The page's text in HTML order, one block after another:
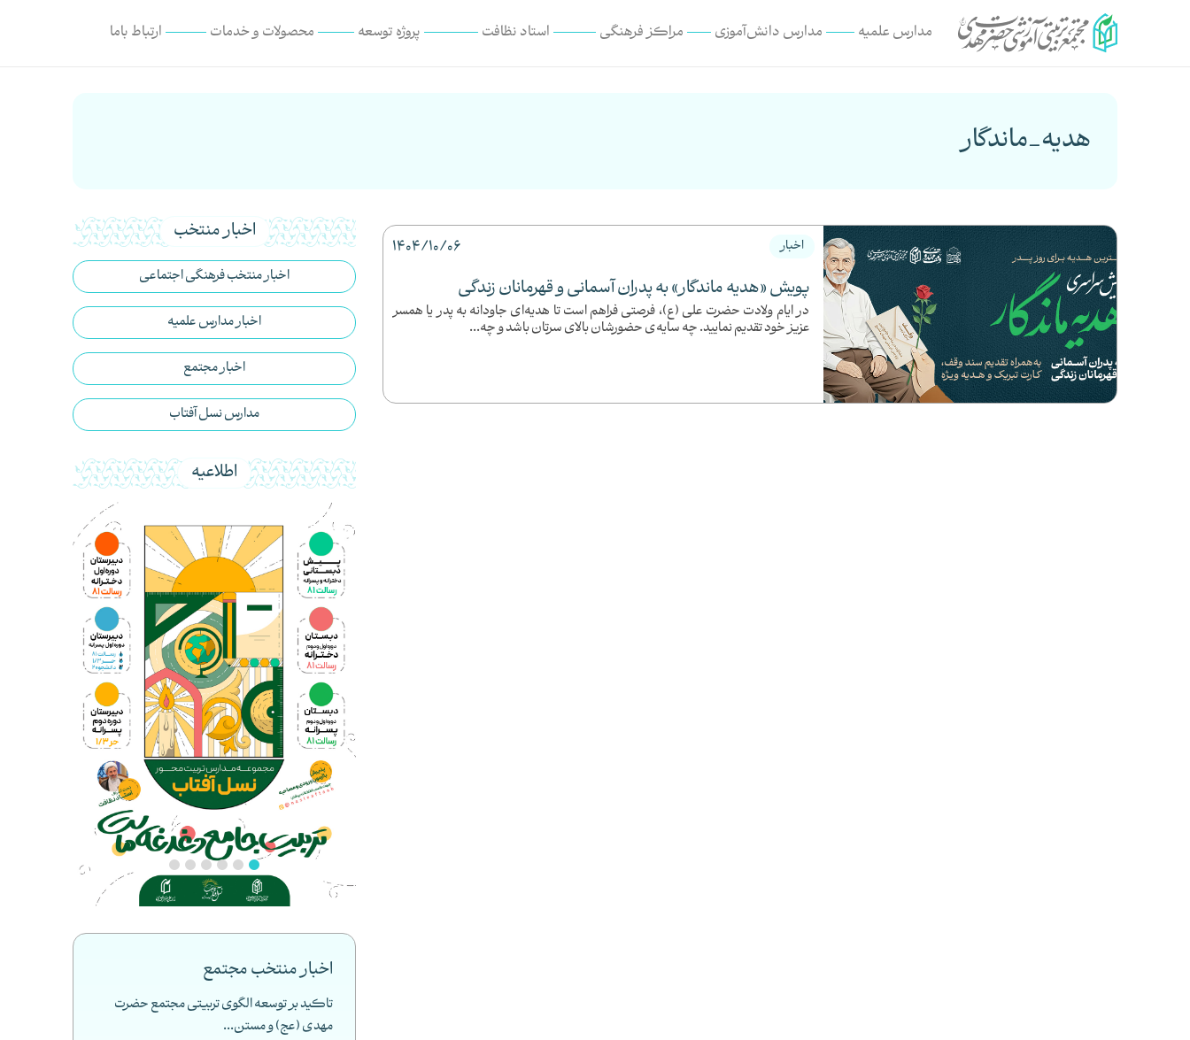
مدارس علمیه مدارس دانش‌آموزی مراکز فرهنگی استاد نظافت پروژه توسعه محصولات و خدمات ارتباط با‌ما
هدیه_ماندگار
پویش «هدیه ماندگار» به پدران آسمانی و قهرمانان زندگی
در ایام ولادت حضرت علی (ع)، فرصتی فراهم است تا هدیه‌ای جاودانه به پدر یا همسر
عزیز خود تقدیم نمایید. چه سایه‌ی حضورشان بالای سرتان باشد و چه...
1404/10/06 اخبار
اخبار منتخب
اخبار منتخب فرهنگی اجتماعی
اخبار مدارس علمیه
اخبار مجتمع
مدارس نسل آفتاب
اطلاعیه
اخبار منتخب مجتمع
تاکید بر توسعه الگوی تربیتی مجتمع حضرت
مهدی (عج) و مستن...